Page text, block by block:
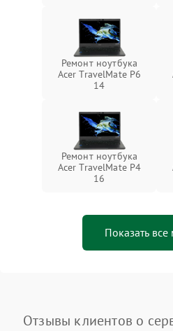
Ремонт ноутбука
Acer TravelMate P6
14
Ремонт ноутбука
Acer TravelMate P4
16
Показать
Отзывы клиентов о